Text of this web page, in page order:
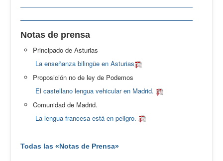
Notas de prensa
Principado de Asturias
La enseñanza bilingüe en Asturias
Proposición no de ley de Podemos
El castellano lengua vehicular en Madrid.
Comunidad de Madrid.
La lengua francesa está en peligro.
Todas las «Notas de Prensa»